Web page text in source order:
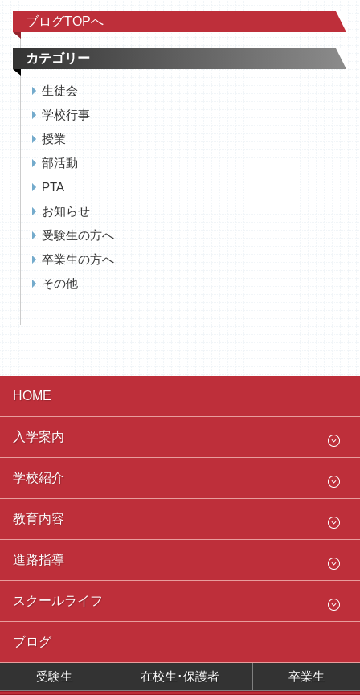
ブログTOPへ
カテゴリー
生徒会
学校行事
授業
部活動
PTA
お知らせ
受験生の方へ
卒業生の方へ
その他
HOME
入学案内
学校紹介
教育内容
進路指導
スクールライフ
ブログ
受験生 在校生･保護者 卒業生